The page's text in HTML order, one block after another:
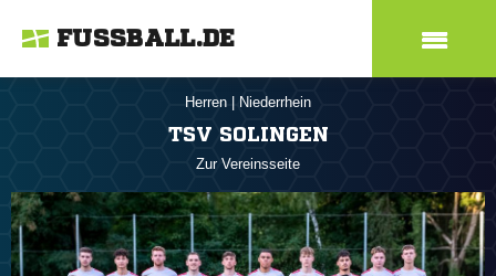
FUSSBALL.DE
Herren Niederrhein
TSV SOLINGEN
Zur Vereinsseite